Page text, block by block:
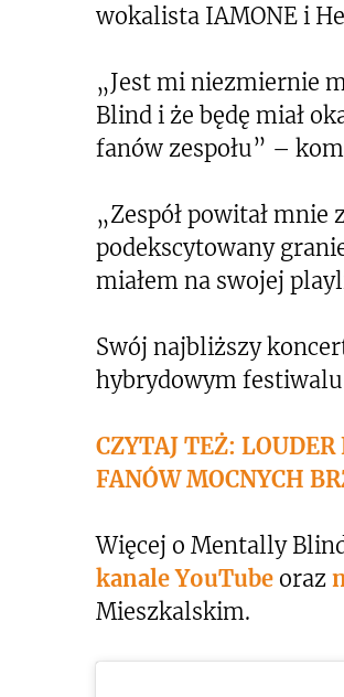
wokalista IAMONE i
„Jest mi niezmiernie
Blind i że będę miał
fanów zespołu” –
„Zespół powitał
podekscytowany
miałem na swojej
Swój najbliższy
hybrydowym
CZYTAJ TEŻ:
FANÓW MOCNYCH
Więcej o Mentally
kanale YouTube oraz
Mieszkalskim.